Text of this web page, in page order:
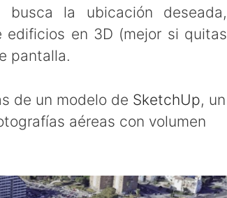
busca la ubicación deseada,
en 3D (mejor si quitas
pantalla.
de un modelo de SketchUp, un
aéreas con volumen